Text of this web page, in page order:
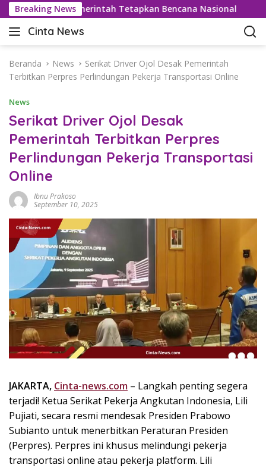
a
Breaking News
42,5°C, Pemerintah Tetapkan Bencana Nasional
Cinta News
C
n
t
N
e
w
s
–
K
a
r
T
r
i
n
,
P
e
h
I
n
s
p
i
Beranda News
Serikat Driver Ojol Desak Pemerintah
Terbitkan Perpres Perlindungan Pekerja Transportasi Online
News
Serikat Driver Ojol Desak
Pemerintah Terbitkan Perpres
Perlindungan Pekerja Transportasi
Online
Ibnu Prakoso
September 10, 2025
JAKARTA, Cinta-news.com – Langkah penting segera
terjadi! Ketua Serikat Pekerja Angkutan Indonesia, Lili
Pujiati, secara resmi mendesak Presiden Prabowo
Subianto untuk menerbitkan Peraturan Presiden
(Perpres). Perpres ini khusus melindungi pekerja
transportasi online atau pekerja platform. Lili